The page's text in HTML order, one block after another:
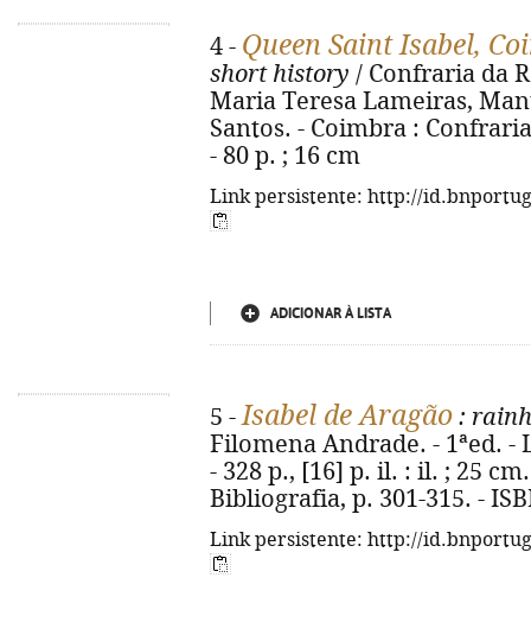
4 - Queen Saint Isabel,
short history / Confraria da
Maria Teresa Lameiras,
Santos. - Coimbra :
- 80 p. ; 16 cm
Link persistente: http://
ADICIONAR À LISTA
5 -Isabel de Aragão :
Filomena Andrade. - 1ªed. -
- 328 p., [16] p. il. : il. ; 25
Bibliografia, p. 301-315. -
Link persistente: http://